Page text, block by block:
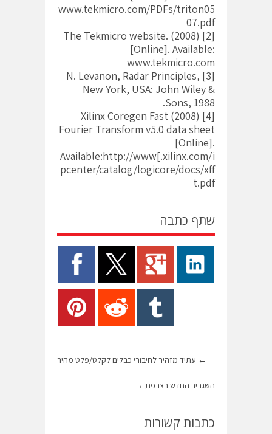
www.tekmicro.com/PDFs/triton05
07.pdf
[2] (2008) The Tekmicro website.
[Online]. Available:
www.tekmicro.com
[3] N. Levanon, Radar Principles,
New York, USA: John Wiley &
Sons, 1988.
[4] (2008) Xilinx Coregen Fast
Fourier Transform v5.0 data sheet
[Online].
Available:http://www[.xilinx.com/i
pcenter/catalog/logicore/docs/xff
t.pdf
שתף כתבה
← עתיד מזהיר לחיבורי כבלים לקלט/פלט מהיר
השגריר החדש בצרפת →
כתבות קשורות